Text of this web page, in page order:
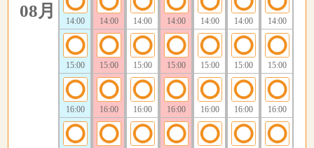
08月
14:00
15:00
16:00
14:00
15:00
16:00
14:00
15:00
16:00
14:00
15:00
16:00
14:00
15:00
16:00
14:00
15:00
16:00
14:00
15:00
16:00